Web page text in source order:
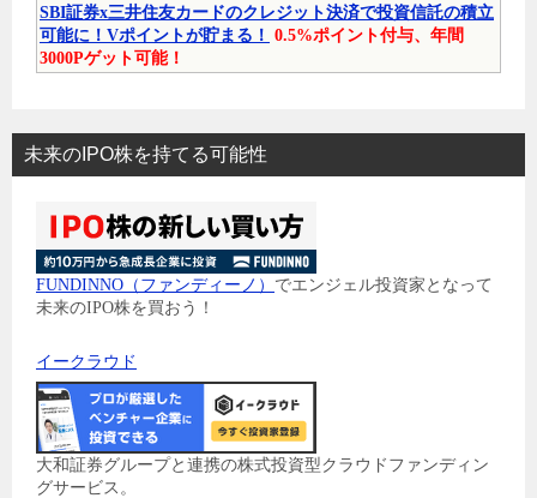
SBI証券x三井住友カードのクレジット決済で投資信託の積立
可能に！Vポイントが貯まる！ 0.5%ポイント付与、年間
3000Pゲット可能！
未来のIPO株を持てる可能性
FUNDINNO（ファンディーノ） でエンジェル投資家となって
未来のIPO株を買おう！
イークラウド
大和証券グループと連携の株式投資型クラウドファンディン
グサービス。